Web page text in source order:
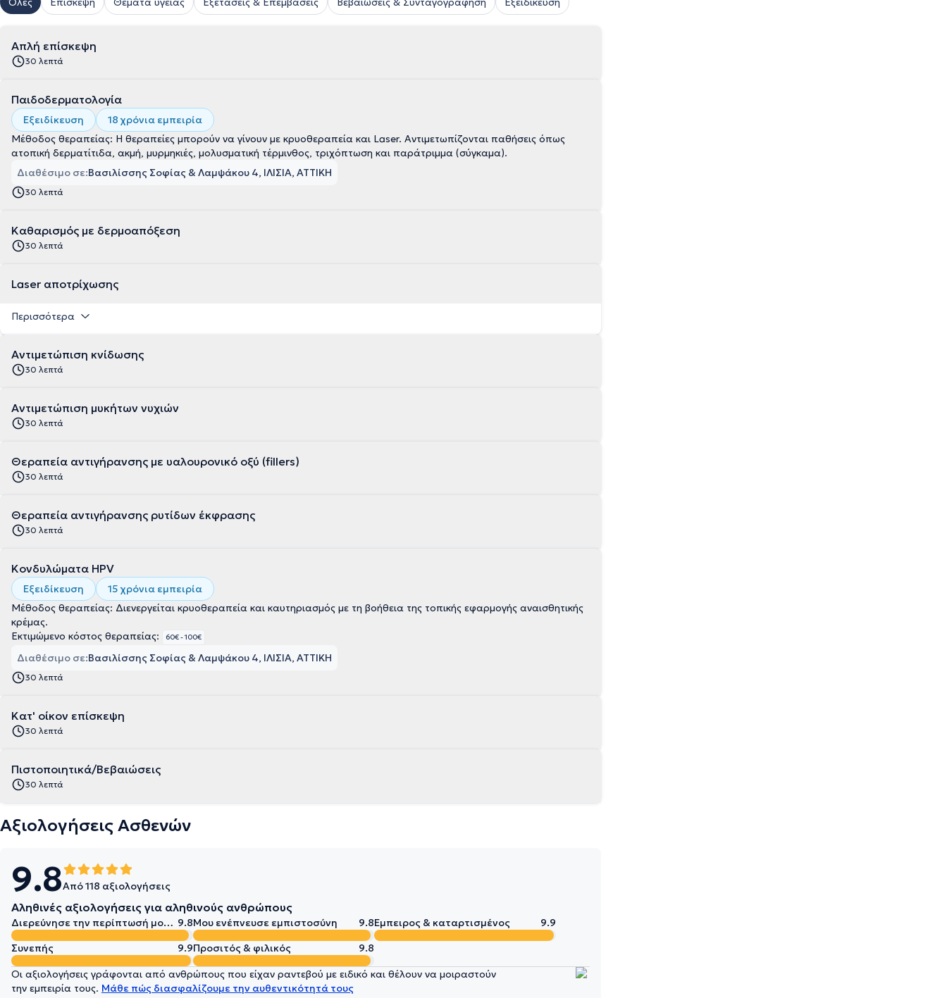
Απλή επίσκεψη
30 λεπτά
Παιδοδερματολογία
Εξειδίκευση
18 χρόνια εμπειρία
Μέθοδος θεραπείας: Η θεραπείες μπορούν να γίνουν με κρυοθεραπεία και Laser. Αντιμετωπίζονται παθήσεις όπως
ατοπική δερματίτιδα, ακμή, μυρμηκιές, μολυσματική τέρμινθος, τριχόπτωση και παράτριμμα (σύγκαμα).
Διαθέσιμο σε:Βασιλίσσης Σοφίας & Λαμψάκου 4, ΙΛΙΣΙΑ, ΑΤΤΙΚΗ
30 λεπτά
Kαθαρισμός με δερμοαπόξεση
30 λεπτά
Laser αποτρίχωσης
Περισσότερα
Αντιμετώπιση κνίδωσης
30 λεπτά
Αντιμετώπιση μυκήτων νυχιών
30 λεπτά
Θεραπεία αντιγήρανσης με υαλουρονικό οξύ (fillers)
30 λεπτά
Θεραπεία αντιγήρανσης ρυτίδων έκφρασης
30 λεπτά
Κονδυλώματα HPV
Εξειδίκευση
15 χρόνια εμπειρία
Μέθοδος θεραπείας: Διενεργείται κρυοθεραπεία και καυτηριασμός με τη βοήθεια της τοπικής εφαρμογής αναισθητικής
κρέμας.
Εκτιμώμενο κόστος θεραπείας:
60€ - 100€
Διαθέσιμο σε:Βασιλίσσης Σοφίας & Λαμψάκου 4, ΙΛΙΣΙΑ, ΑΤΤΙΚΗ
30 λεπτά
Κατ' οίκον επίσκεψη
30 λεπτά
Πιστοποιητικά/Βεβαιώσεις
30 λεπτά
Αξιολογήσεις Ασθενών
9.8Από 118 αξιολογήσεις
Αληθινές αξιολογήσεις για αληθινούς ανθρώπους
Διερεύνησε την περίπτωσή μου σε βάθος 9.8Μου ενέπνευσε εμπιστοσύνη 9.8Έμπειρος & καταρτισμένος
9.9
Συνεπής
9.9Προσιτός & φιλικός 9.8
Οι αξιολογήσεις γράφονται από ανθρώπους που είχαν ραντεβού με ειδικό και θέλουν να μοιραστούν
την εμπειρία τους. Μάθε πώς διασφαλίζουμε την αυθεντικότητά τους